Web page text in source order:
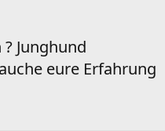
Junghund
eure Erfahrung